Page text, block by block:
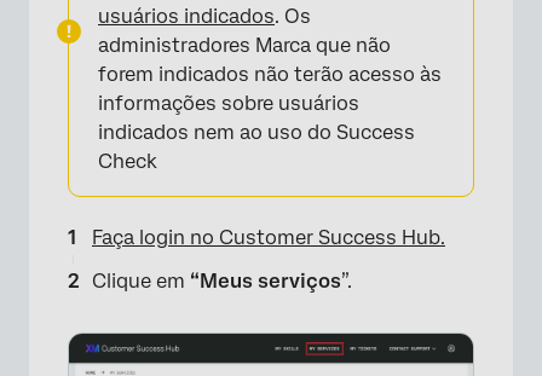
usuários indicados. Os
administradores Marca que não
forem indicados não terão acesso às
informações sobre usuários
indicados nem ao uso do Success
Check
Faça login no Customer Success Hub.
Clique em “Meus serviços”.